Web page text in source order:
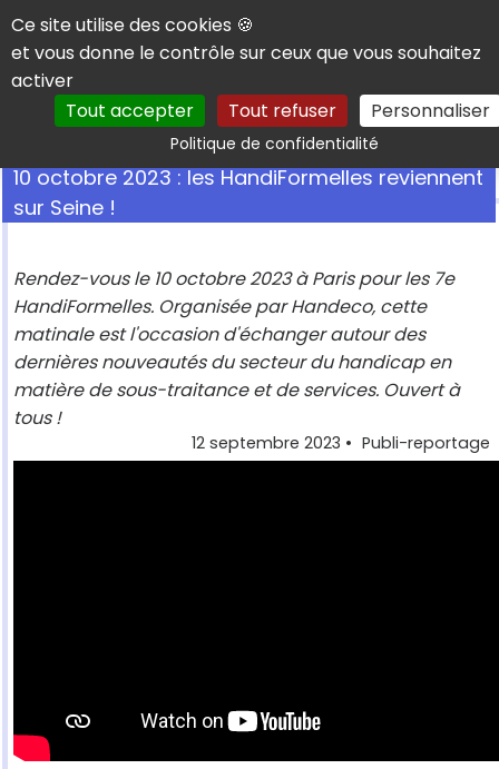
Panneau de gestion des cookies
Ce site utilise des cookies 🍪
et vous donne le contrôle sur ceux que vous souhaitez
activer
Tout accepter
Tout refuser Personnaliser
Politique de confidentialitéRechercher
10 octobre 2023 : les HandiFormelles reviennent
sur Seine !
Rendez-vous le 10 octobre 2023 à Paris pour les 7e
HandiFormelles. Organisée par Handeco, cette
matinale est l'occasion d'échanger autour des
dernières nouveautés du secteur du handicap en
matière de sous-traitance et de services. Ouvert à
tous !
12 septembre 2023 • Publi-reportage